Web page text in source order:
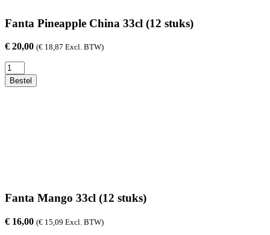
Fanta Pineapple China 33cl (12 stuks)
€ 20,00 (€ 18,87 Excl. BTW)
Fanta
Pineapple
China
Bestel
Fanta Mango 33cl (12 stuks)
€ 16,00 (€ 15,09 Excl. BTW)